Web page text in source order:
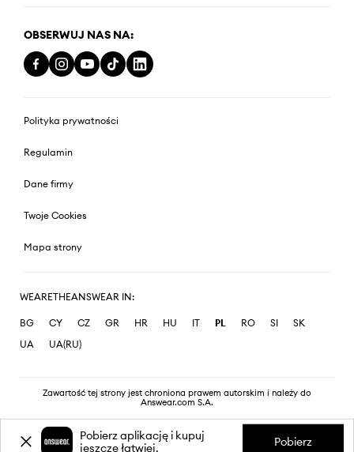
OBSERWUJ NAS NA:
Polityka prywatności
Regulamin
Dane firmy
Twoje Cookies
Mapa strony
WEARETHEANSWEAR IN:
BG CY CZ GR HR HU IT PL RO SI
SK
UA
UA(RU)
Zawartość tej strony jest chroniona prawem autorskim i należy do
Answear.com S.A.
Pobierz aplikację i kupuj
jeszcze łatwiej.
Pobierz